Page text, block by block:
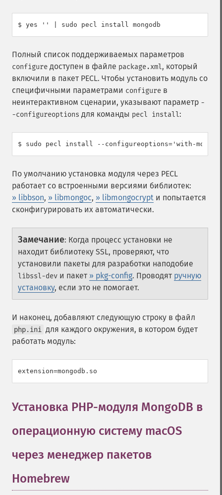
$ yes '' | sudo pecl install mongodb
Полный список поддерживаемых параметров
configure доступен в файле package.xml, который
включили в пакет PECL. Чтобы установить модуль со
специфичными параметрами configure в
неинтерактивном сценарии, указывают параметр -
-configureoptions для команды pecl install:
$ sudo pecl install --configureoptions='with-
По умолчанию установка модуля через PECL
работает со встроенными версиями библиотек:
» libbson, » libmongoc, » libmongocrypt и попытается
сконфигурировать их автоматически.
Замечание: Когда процесс установки не
находит библиотеку SSL, проверяют, что
установили пакеты для разработки наподобие
libssl-dev и пакет » pkg-config. Проводят ручную
установку, если это не помогает.
И наконец, добавляют следующую строку в файл
php.ini
для каждого окружения, в котором будет
работать модуль:
extension=mongodb.so
Установка PHP-модуля MongoDB в
операционную систему macOS
через менеджер пакетов
Homebrew